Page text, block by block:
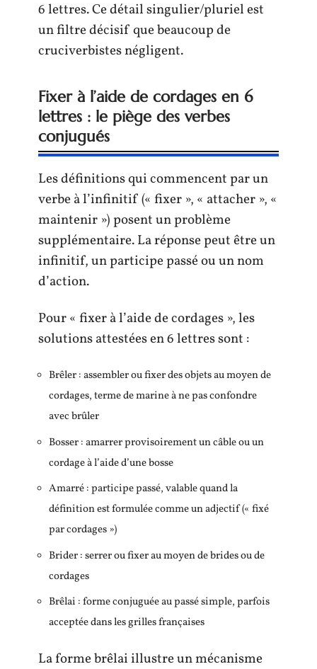
6 lettres. Ce détail singulier/pluriel est
un filtre décisif que beaucoup de
cruciverbistes négligent.
Fixer à l’aide de cordages en 6
lettres : le piège des verbes
conjugués
Les définitions qui commencent par un
verbe à l’infinitif (« fixer », « attacher », «
maintenir ») posent un problème
supplémentaire. La réponse peut être un
infinitif, un participe passé ou un nom
d’action.
Pour « fixer à l’aide de cordages », les
solutions attestées en 6 lettres sont :
Brêler : assembler ou fixer des objets au moyen de
cordages, terme de marine à ne pas confondre
avec brûler
Bosser : amarrer provisoirement un câble ou un
cordage à l’aide d’une bosse
Amarré : participe passé, valable quand la
définition est formulée comme un adjectif (« fixé
par cordages »)
Brider : serrer ou fixer au moyen de brides ou de
cordages
Brêlai : forme conjuguée au passé simple, parfois
acceptée dans les grilles françaises
La forme brêlai illustre un mécanisme